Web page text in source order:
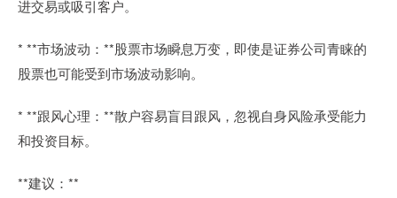
进交易或吸引客户。
* **市场波动：**股票市场瞬息万变，即使是证券公司青睐的
股票也可能受到市场波动影响。
* **跟风心理：**散户容易盲目跟风，忽视自身风险承受能力
和投资目标。
**建议：**